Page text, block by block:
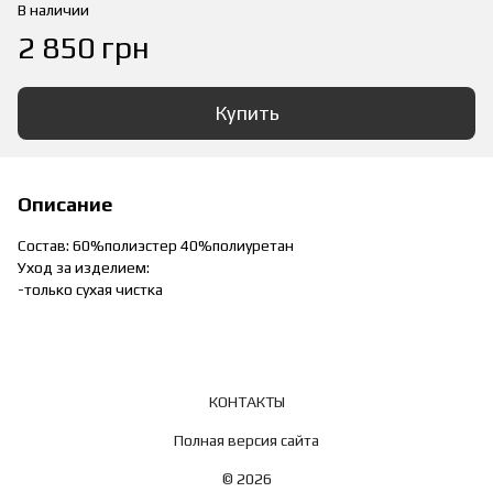
В наличии
2 850 грн
Купить
Описание
Состав: 60%полиэстер 40%полиуретан
Уход за изделием:
-только сухая чистка
КОНТАКТЫ
Полная версия сайта
© 2026